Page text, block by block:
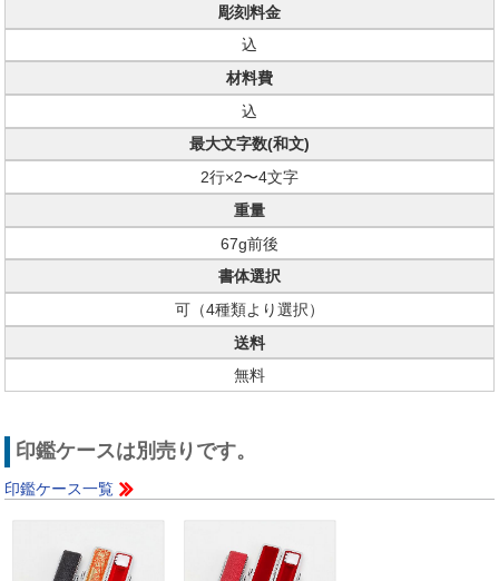
彫刻料金
込
材料費
込
最大文字数(和文)
2行×2〜4文字
重量
67g前後
書体選択
可（4種類より選択）
送料
無料
印鑑ケースは別売りです。
印鑑ケース一覧